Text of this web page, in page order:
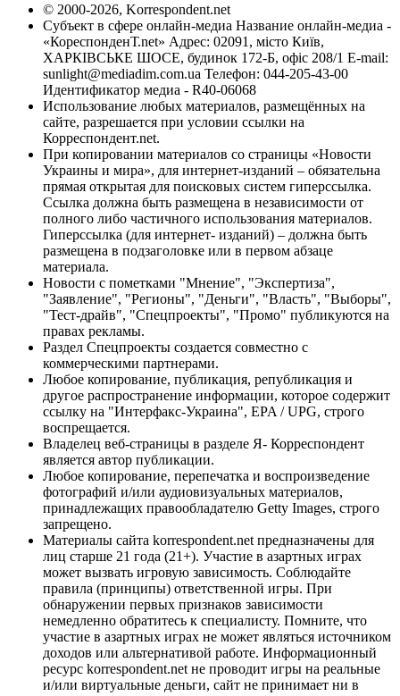
© 2000-2026, Korrespondent.net
Субъект в сфере онлайн-медиа Название онлайн-медиа -
«КореспонденТ.net» Адрес: 02091, місто Київ,
ХАРКІВСЬКЕ ШОСЕ, будинок 172-Б, офіс 208/1 E-mail:
sunlight@mediadim.com.ua Телефон: 044-205-43-00
Идентификатор медиа - R40-06068
Использование любых материалов, размещённых на
сайте, разрешается при условии ссылки на
Корреспондент.net.
При копировании материалов со страницы «Новости
Украины и мира», для интернет-изданий – обязательна
прямая открытая для поисковых систем гиперссылка.
Ссылка должна быть размещена в независимости от
полного либо частичного использования материалов.
Гиперссылка (для интернет- изданий) – должна быть
размещена в подзаголовке или в первом абзаце
материала.
Новости с пометками "Мнение", "Экспертиза",
"Заявление", "Регионы", "Деньги", "Власть", "Выборы",
"Тест-драйв", "Спецпроекты", "Промо" публикуются на
правах рекламы.
Раздел Спецпроекты создается совместно с
коммерческими партнерами.
Любое копирование, публикация, републикация и
другое распространение информации, которое содержит
ссылку на "Интерфакс-Украина", EPA / UPG, строго
воспрещается.
Владелец веб-страницы в разделе Я- Корреспондент
является автор публикации.
Любое копирование, перепечатка и воспроизведение
фотографий и/или аудиовизуальных материалов,
принадлежащих правообладателю Getty Images, строго
запрещено.
Материалы сайта korrespondent.net предназначены для
лиц старше 21 года (21+). Участие в азартных играх
может вызвать игровую зависимость. Соблюдайте
правила (принципы) ответственной игры. При
обнаружении первых признаков зависимости
немедленно обратитесь к специалисту. Помните, что
участие в азартных играх не может являться источником
доходов или альтернативой работе. Информационный
ресурс korrespondent.net не проводит игры на реальные
и/или виртуальные деньги, сайт не принимает ни в